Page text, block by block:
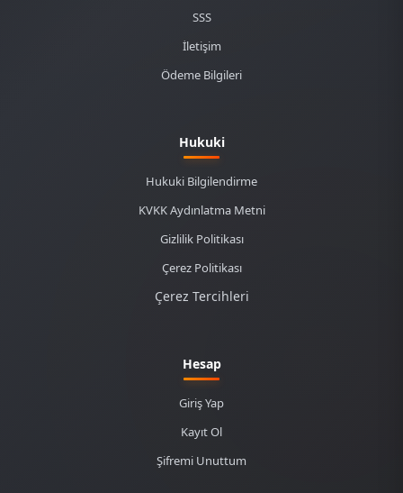
SSS
İletişim
Ödeme Bilgileri
Hukuki
Hukuki Bilgilendirme
KVKK Aydınlatma Metni
Gizlilik Politikası
Çerez Politikası
Çerez Tercihleri
Hesap
Giriş Yap
Kayıt Ol
Şifremi Unuttum